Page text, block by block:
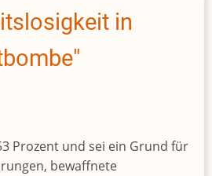
in
Prozent und sei ein Grund für
bewaffnete